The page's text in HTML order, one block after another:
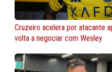
Cruzeiro acelera por atacante
volta a negociar com Wesley